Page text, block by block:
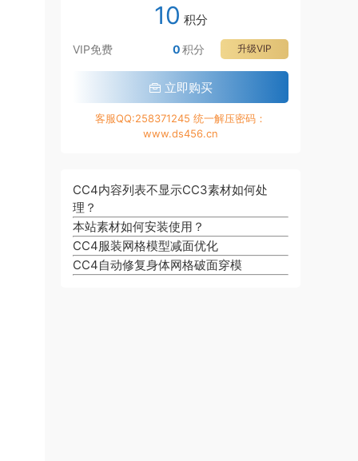
10 积分
VIP免费 升级VIP
0积分
立即购买
客服QQ:258371245 统一解压密码：
www.ds456.cn
CC4内容列表不显示CC3素材如何处
理？
本站素材如何安装使用？
CC4服装网格模型减面优化
CC4自动修复身体网格破面穿模